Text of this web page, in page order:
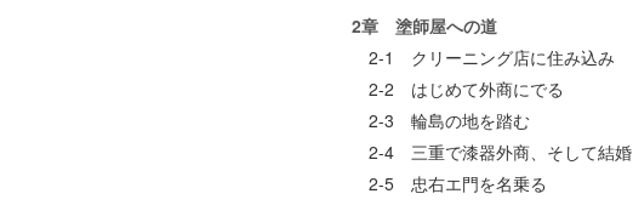
2章 塗師屋への道
2-1 クリーニング店に住み込み
2-2 はじめて外商にでる
2-3 輪島の地を踏む
2-4 三重で漆器外商、そして結婚
2-5 忠右エ門を名乗る